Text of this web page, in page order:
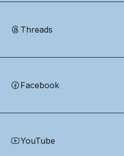
Threads
Facebook
YouTube